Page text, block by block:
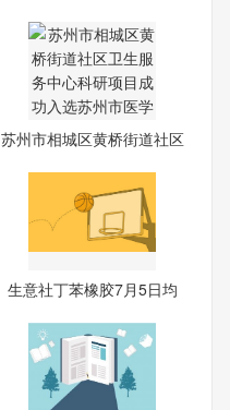
苏州市相城区黄桥街道社区
生意社丁苯橡胶7月5日均